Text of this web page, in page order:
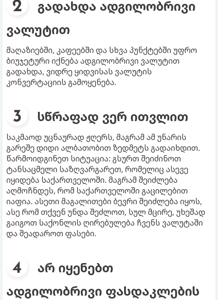
გადახდა ადგილობრივი
ვალუტით
მაღაზიებში, კაფეებში და სხვა პუნქტებში უფრო
ბიუჯეტური იქნება ადგილობრივი ვალუტით
გადახდა, ვიდრე ყიდვისას ვალუტის
კონვერტაციის გამოყენება.
სწრაფად ვერ ითვლით
საკმაოდ უცნაურად ჟღერს, მაგრამ ამ უნარის
გარეშე დიდი ალბათობით ზედმეტს გადაიხდით.
წარმოიდგინეთ სიტუაცია: გსურთ შეიძინოთ
ტანსაცმელი საზღვარგარეთ, რომელიც ასევე
იყიდება საქართველოში. მაგრამ შეიძლება
აღმოჩნდეს, რომ საქართველოში გაცილებით
იაფია. ასეთი მაგალითები ბევრი შეიძლება იყოს,
ასე რომ თქვენ უნდა შეძლოთ, სულ მცირე, უხეშად
გაიგოთ საქონლის ღირებულება ჩვენს ვალუტაში
და შეადაროთ ფასები.
არ იყენებთ
ადგილობრივი ფასდაკლების